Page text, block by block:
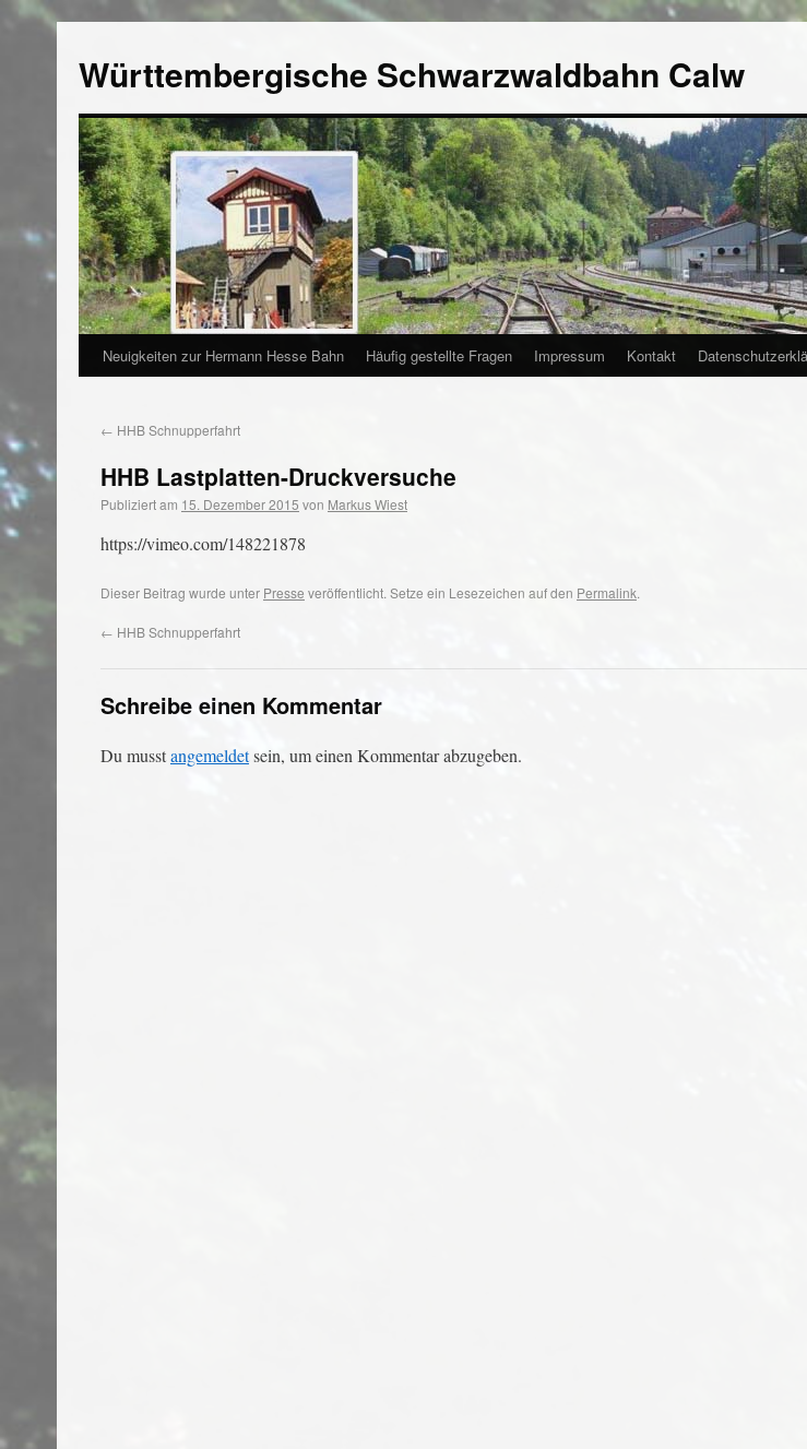
Württembergische Schwarzwaldbahn Calw
Neuigkeiten zur Hermann Hesse Bahn Häufig gestellte Fragen Impressum Kontakt
← HHB Schnupperfahrt
HHB Lastplatten-Druckversuche
Publiziert am 15. Dezember 2015 von Markus Wiest
https://vimeo.com/148221878
Dieser Beitrag wurde unter Presse veröffentlicht. Setze ein Lesezeichen auf den Permalink.
← HHB Schnupperfahrt
Schreibe einen Kommentar
Du musstangemeldetsein, um einen Kommentar abzugeben.